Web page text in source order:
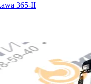
365-II